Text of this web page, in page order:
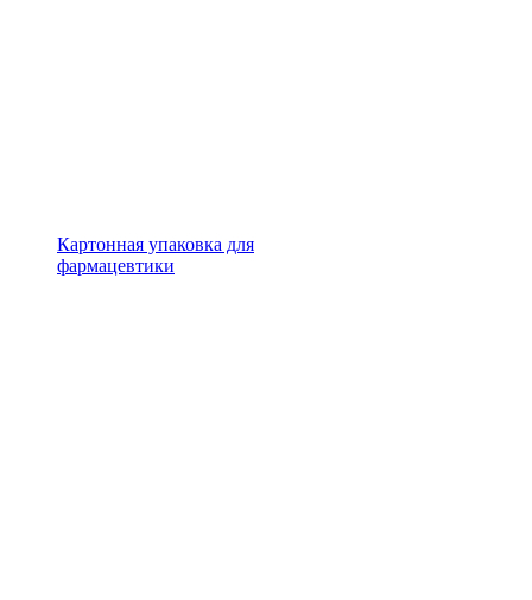
Картонная упаковка для
фармацевтики